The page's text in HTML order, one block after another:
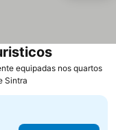
equipadas nos quartos
Sintra